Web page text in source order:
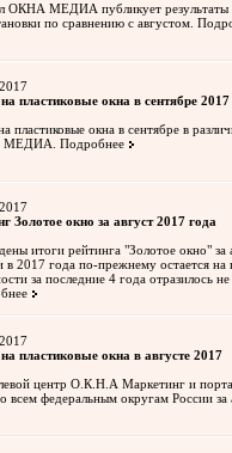
ОКНА МЕДИА публикует результаты
по сравнению с августом.
пластиковые окна в сентябре
пластиковые окна в сентябре в
МЕДИА. Подробнее
Золотое окно за август 2017 года
итоги рейтинга "Золотое окно"
в 2017 года по-прежнему остается
за последние 4 года отразилось
пластиковые окна в августе 2017
центр О.К.Н.А Маркетинг и
всем федеральным округам России за